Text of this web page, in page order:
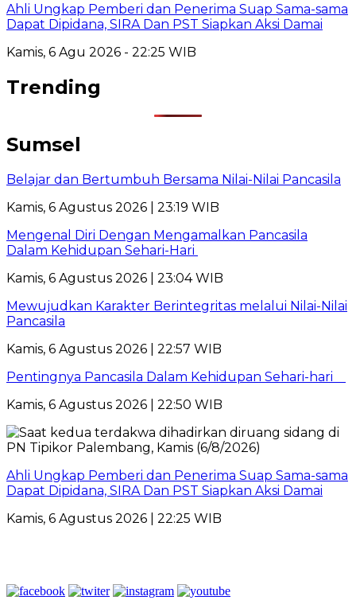
Ahli Ungkap Pemberi dan Penerima Suap Sama-sama
Dapat Dipidana, SIRA Dan PST Siapkan Aksi Damai
Kamis, 6 Agu 2026 - 22:25 WIB
Trending
Sumsel
Belajar dan Bertumbuh Bersama Nilai-Nilai Pancasila
Kamis, 6 Agustus 2026 | 23:19 WIB
Mengenal Diri Dengan Mengamalkan Pancasila
Dalam Kehidupan Sehari-Hari
Kamis, 6 Agustus 2026 | 23:04 WIB
Mewujudkan Karakter Berintegritas melalui Nilai-Nilai
Pancasila
Kamis, 6 Agustus 2026 | 22:57 WIB
Pentingnya Pancasila Dalam Kehidupan Sehari-hari
Kamis, 6 Agustus 2026 | 22:50 WIB
Ahli Ungkap Pemberi dan Penerima Suap Sama-sama
Dapat Dipidana, SIRA Dan PST Siapkan Aksi Damai
Kamis, 6 Agustus 2026 | 22:25 WIB